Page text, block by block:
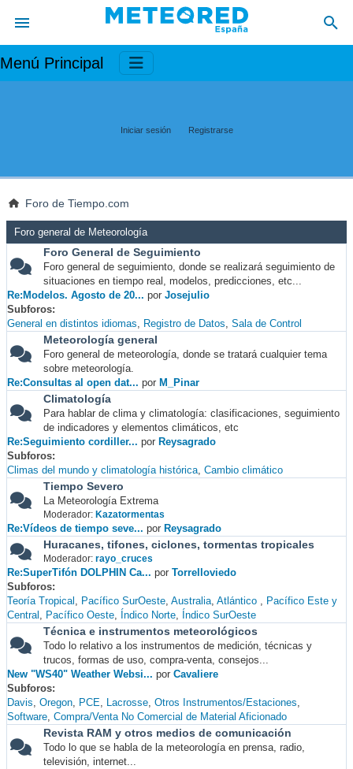
Menú Principal
Iniciar sesión Registrarse
Foro de Tiempo.com
Foro general de Meteorología
Foro General de Seguimiento
Foro general de seguimiento, donde se realizará seguimiento de
situaciones en tiempo real, modelos, predicciones, etc...
Re:Modelos. Agosto de 20... por Josejulio
Subforos
General en distintos idiomas
Registro de Datos Sala de Control
Meteorología general
Foro general de meteorología, donde se tratará cualquier tema
sobre meteorología.
Re:Consultas al open dat... por M_Pinar
Climatología
Para hablar de clima y climatología: clasificaciones, seguimiento
de indicadores y elementos climáticos, etc
Re:Seguimiento cordiller... por Reysagrado
Subforos
Climas del mundo y climatología histórica Cambio climático
Tiempo Severo
La Meteorología Extrema
Moderador: Kazatormentas
Re:Vídeos de tiempo seve... por Reysagrado
Huracanes, tifones, ciclones, tormentas tropicales
Moderador: rayo_cruces
Re:SuperTifón DOLPHIN Ca... por Torrelloviedo
Subforos
Teoría Tropical
Pacífico SurOeste Australia Atlántico
Pacífico Este y
Central
Pacífico Oeste Índico Norte Índico SurOeste
Técnica e instrumentos meteorológicos
Todo lo relativo a los instrumentos de medición, técnicas y
trucos, formas de uso, compra-venta, consejos...
New "WS40" Weather Websi... por Cavaliere
Subforos
Davis Oregon PCE Lacrosse Otros Instrumentos/Estaciones
Software Compra/Venta No Comercial de Material Aficionado
Revista RAM y otros medios de comunicación
Todo lo que se habla de la meteorología en prensa, radio,
televisión, internet...